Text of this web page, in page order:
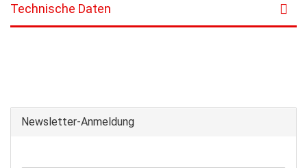
Technische Daten
Newsletter-Anmeldung